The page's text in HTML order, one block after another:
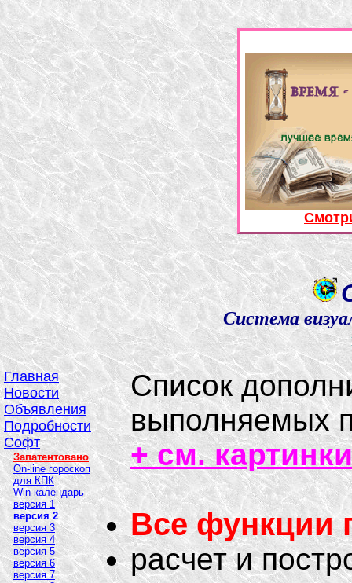
Система
Главная
Новости
Объявления
Подробности
Софт
Запатентовано
On-line гороскоп
для КПК
Win-календарь
версия 1
версия 2
версия 3
версия 4
версия 5
версия 6
версия 7
Список
выполняемых
+ см. картинки
Все функции
расчет и